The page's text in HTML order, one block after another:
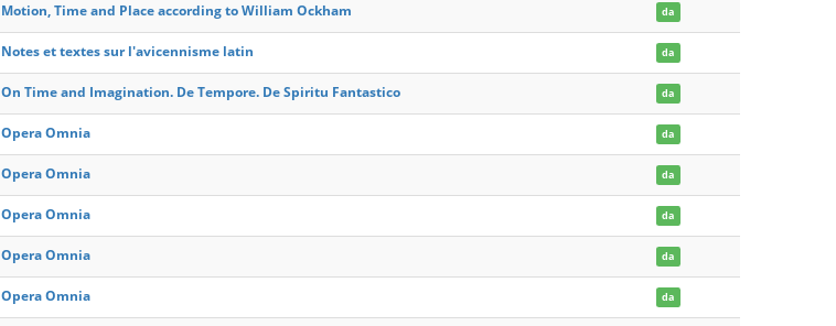
Motion, Time and Place according to William Ockham da
Notes et textes sur l'avicennisme latin da
On Time and Imagination. De Tempore. De Spiritu Fantastico da
Opera Omnia da
Opera Omnia da
Opera Omnia da
Opera Omnia da
Opera Omnia da